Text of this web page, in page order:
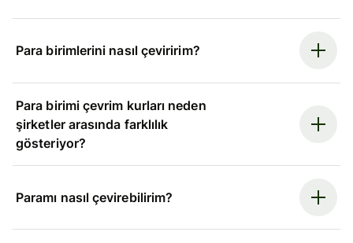
Para birimlerini nasıl çeviririm?
Para birimi çevrim kurları neden
şirketler arasında farklılık
gösteriyor?
Paramı nasıl çevirebilirim?